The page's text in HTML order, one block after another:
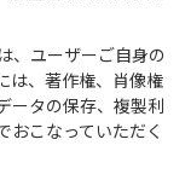
、ユーザーご自身の
は、著作権、肖像権
ータの保存、複製利
おこなっていただく